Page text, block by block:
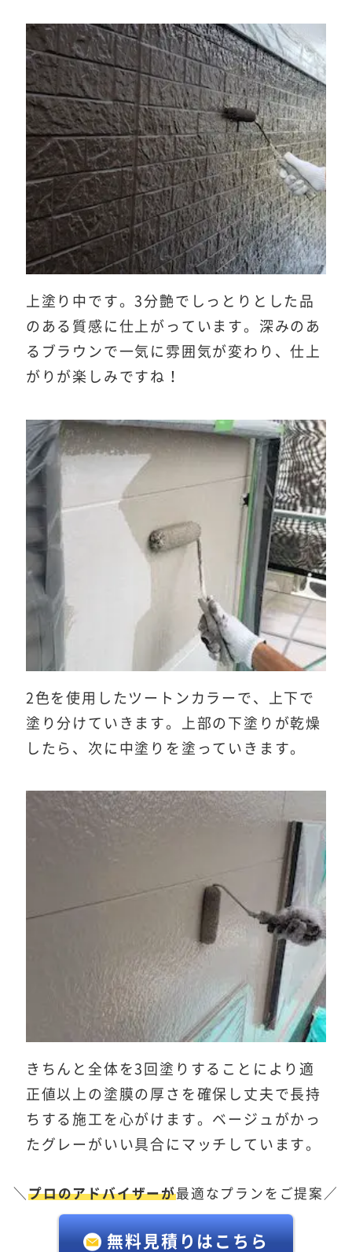
上塗り中です。3分艶でしっとりとした品
のある質感に仕上がっています。深みのあ
るブラウンで一気に雰囲気が変わり、仕上
がりが楽しみですね！
2色を使用したツートンカラーで、上下で
塗り分けていきます。上部の下塗りが乾燥
したら、次に中塗りを塗っていきます。
きちんと全体を3回塗りすることにより適
正値以上の塗膜の厚さを確保し丈夫で長持
ちする施工を心がけます。ベージュがかっ
たグレーがいい具合にマッチしています。
＼プロのアドバイザーが最適なプランをご提案／
無料見積りはこちら